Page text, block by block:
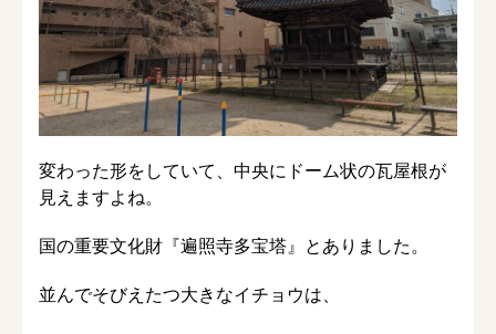
変わった形をしていて、中央にドーム状の瓦屋根が
見えますよね。
国の重要文化財『遍照寺多宝塔』とありました。
並んでそびえたつ大きなイチョウは、